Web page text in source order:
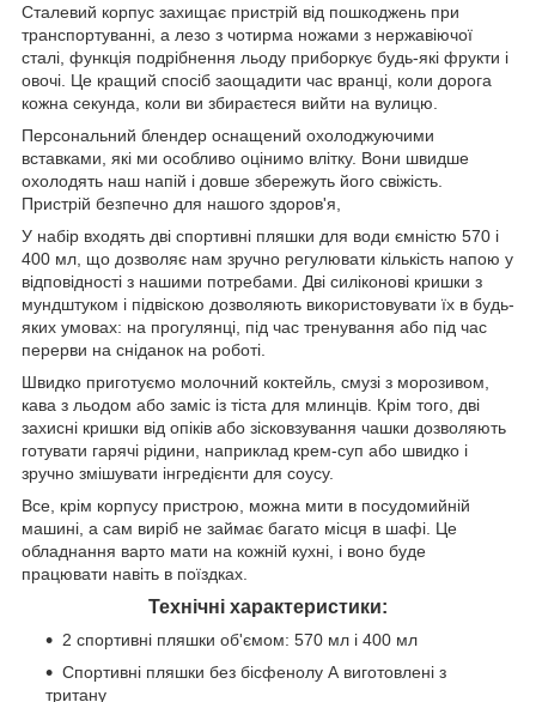
Сталевий корпус захищає пристрій від пошкоджень при
транспортуванні, а лезо з чотирма ножами з нержавіючої
сталі, функція подрібнення льоду приборкує будь-які фрукти і
овочі. Це кращий спосіб заощадити час вранці, коли дорога
кожна секунда, коли ви збираєтеся вийти на вулицю.
Персональний блендер оснащений охолоджуючими
вставками, які ми особливо оцінимо влітку. Вони швидше
охолодять наш напій і довше збережуть його свіжість.
Пристрій безпечно для нашого здоров'я,
У набір входять дві спортивні пляшки для води ємністю 570 і
400 мл, що дозволяє нам зручно регулювати кількість напою у
відповідності з нашими потребами. Дві силіконові кришки з
мундштуком і підвіскою дозволяють використовувати їх в будь-
яких умовах: на прогулянці, під час тренування або під час
перерви на сніданок на роботі.
Швидко приготуємо молочний коктейль, смузі з морозивом,
кава з льодом або заміс із тіста для млинців. Крім того, дві
захисні кришки від опіків або зісковзування чашки дозволяють
готувати гарячі рідини, наприклад крем-суп або швидко і
зручно змішувати інгредієнти для соусу.
Все, крім корпусу пристрою, можна мити в посудомийній
машині, а сам виріб не займає багато місця в шафі. Це
обладнання варто мати на кожній кухні, і воно буде
працювати навіть в поїздках.
Технічні характеристики:
2 спортивні пляшки об'ємом: 570 мл і 400 мл
Спортивні пляшки без бісфенолу А виготовлені з
тритану